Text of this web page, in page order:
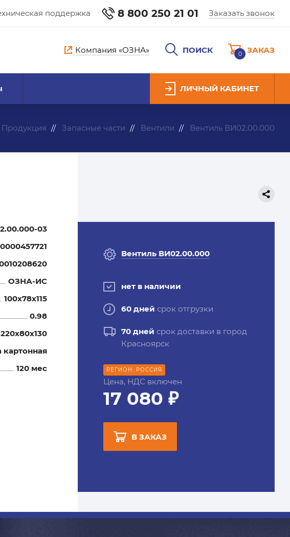
поддержка 8 800 250 21 01 Заказать звонок
Компания «ОЗНА» ПОИСК 0 ЗАКАЗ
ЛИЧНЫЙ КАБИНЕТ
Продукция Запасные части Вентили Вентиль ВИ02.00.000
03
ОЗНА-ИС
100x78x115
0.98
220x80x130
картонная
120 мес
Вентиль ВИ02.00.000
нет в наличии
60 дней срок отгрузки
70 дней срок доставки в город
Красноярск
РЕГИОН: РОССИЯ
Цена, НДС включен
17 080 ₽
В ЗАКАЗ